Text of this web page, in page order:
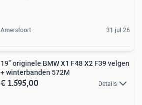
Amersfoort 31 jul 26
19” originele BMW X1 F48 X2 F39 velgen
+ winterbanden 572M
€ 1.595,00 Details